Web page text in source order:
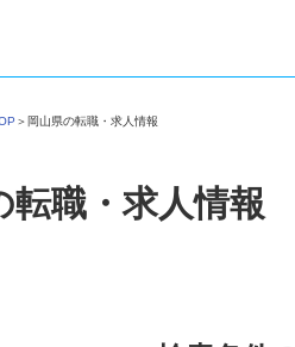
＞岡山県の転職・求人情報
転職・求人情報